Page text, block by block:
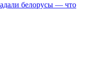
белорусы — что